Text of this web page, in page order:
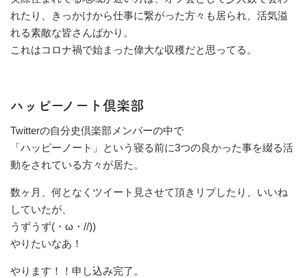
れたり、きっかけから仕事に繋がった方々も居られ、活気溢
れる素敵な皆さんばかり。
これはコロナ禍で始まった偉大な収穫だと思ってる。
ハッピーノート倶楽部
Twitterの自分史倶楽部メンバーの中で
「ハッピーノート」という寝る前に3つの良かった事を綴る活
動をされている方々が居た。
数ヶ月、何となくツイート見させて頂きリプしたり、いいね
していたが、
うずうず(・ω・//))
やりたいなあ！
やります！！申し込み完了。